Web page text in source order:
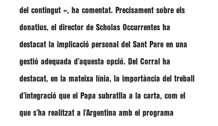
del contingut «, ha comentat. Precisament sobre els
donatius, el director de Scholas Occurrentes ha
destacat la implicació personal del Sant Pare en una
gestió adequada d’aquesta opció. Del Corral ha
destacat, en la mateixa línia, la importància del treball
d’integració que el Papa subratlla a la carta, com el
que s’ha realitzat a l’Argentina amb el programa